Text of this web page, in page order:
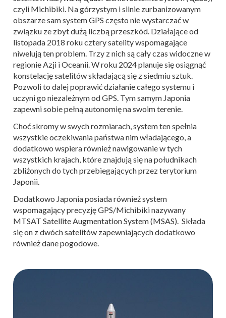
czyli Michibiki. Na górzystym i silnie zurbanizowanym
obszarze sam system GPS często nie wystarczać w
związku ze zbyt dużą liczbą przeszkód. Działające od
listopada 2018 roku cztery satelity wspomagające
niwelują ten problem. Trzy z nich są cały czas widoczne w
regionie Azji i Oceanii. W roku 2024 planuje się osiągnąć
konstelację satelitów składającą się z siedmiu sztuk.
Pozwoli to dalej poprawić działanie całego systemu i
uczyni go niezależnym od GPS. Tym samym Japonia
zapewni sobie pełną autonomię na swoim terenie.
Choć skromy w swych rozmiarach, system ten spełnia
wszystkie oczekiwania państwa nim władającego, a
dodatkowo wspiera również nawigowanie w tych
wszystkich krajach, które znajdują się na południkach
zbliżonych do tych przebiegających przez terytorium
Japonii.
Dodatkowo Japonia posiada również system
wspomagający precyzję GPS/Michibiki nazywany
MTSAT Satellite Augmentation System (MSAS). Składa
się on z dwóch satelitów zapewniających dodatkowo
również dane pogodowe.